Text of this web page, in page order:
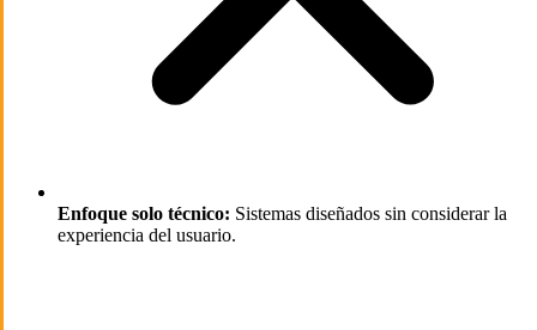
Enfoque solo técnico: Sistemas diseñados sin considerar la
experiencia del usuario.